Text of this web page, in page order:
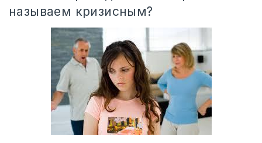
называем кризисным?